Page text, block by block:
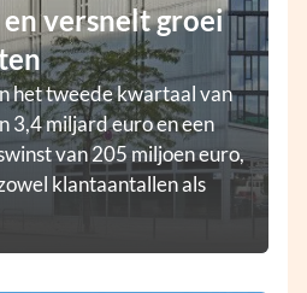
versnelt groei
het tweede kwartaal van
3,4 miljard euro en een
van 205 miljoen euro,
klantaantallen als